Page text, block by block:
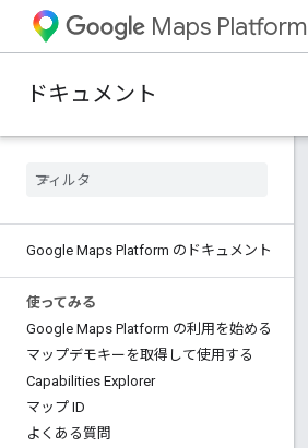
Maps Platform
ドキュメント
Google Maps Platform のドキュメント
使ってみる
Google Maps Platform の利用を始める
マップデモキーを取得して使用する
Capabilities Explorer
マップ ID
よくある質問